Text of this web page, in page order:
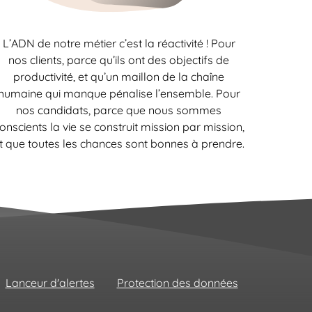
L’ADN de notre métier c’est la réactivité ! Pour
nos clients, parce qu’ils ont des objectifs de
productivité, et qu’un maillon de la chaîne
qui manque pénalise l’ensemble. Pour
nos candidats, parce que nous sommes
la vie se construit mission par mission,
que toutes les chances sont bonnes à prendre.
Lanceur d'alertes Protection des données